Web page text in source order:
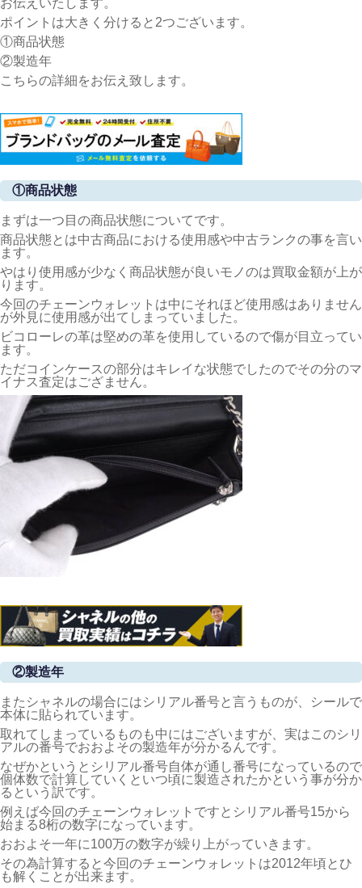
お伝えいたします。
ポイントは大きく分けると2つございます。
①商品状態
②製造年
こちらの詳細をお伝え致します。
①商品状態
まずは一つ目の商品状態についてです。
商品状態とは中古商品における使用感や中古ランクの事を言い
ます。
やはり使用感が少なく商品状態が良いモノのは買取金額が上が
ります。
今回のチェーンウォレットは中にそれほど使用感はありません
が外見に使用感が出てしまっていました。
ビコローレの革は堅めの革を使用しているので傷が目立ってい
ます。
ただコインケースの部分はキレイな状態でしたのでその分のマ
イナス査定はござません。
②製造年
またシャネルの場合にはシリアル番号と言うものが、シールで
本体に貼られています。
取れてしまっているものも中にはございますが、実はこのシリ
アルの番号でおおよその製造年が分かるんです。
なぜかというとシリアル番号自体が通し番号になっているので
個体数で計算していくといつ頃に製造されたかという事が分か
るという訳です。
例えば今回のチェーンウォレットですとシリアル番号15から
始まる8桁の数字になっています。
おおよそ一年に100万の数字が繰り上がっていきます。
その為計算すると今回のチェーンウォレットは2012年頃とひ
も解くことが出来ます。